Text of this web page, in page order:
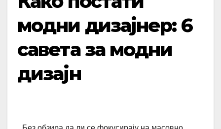
модни дизајнер: 6
савета за модни
дизајн